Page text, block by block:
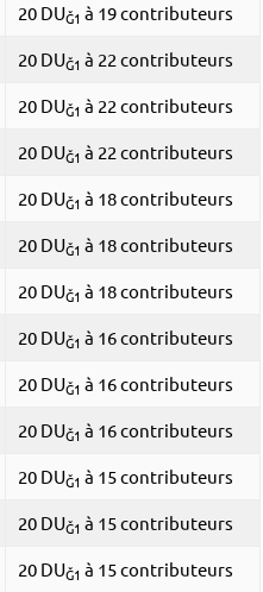
20 DUĞ1 à 19 contributeurs
20 DUĞ1 à 22 contributeurs
20 DUĞ1 à 22 contributeurs
20 DUĞ1 à 22 contributeurs
20 DUĞ1 à 18 contributeurs
20 DUĞ1 à 18 contributeurs
20 DUĞ1 à 18 contributeurs
20 DUĞ1 à 16 contributeurs
20 DUĞ1 à 16 contributeurs
20 DUĞ1 à 16 contributeurs
20 DUĞ1 à 15 contributeurs
20 DUĞ1 à 15 contributeurs
20 DUĞ1 à 15 contributeurs